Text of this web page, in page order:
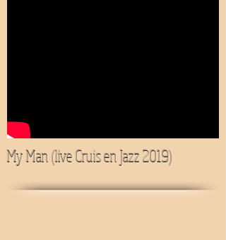
My Man (live Cruis en Jazz 2019)